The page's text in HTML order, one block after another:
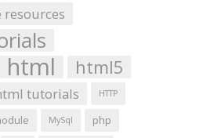
resources
html html5
tutorials HTTP
MySql
php